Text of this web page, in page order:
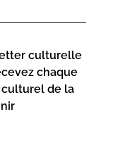
culturelle
chaque
de la